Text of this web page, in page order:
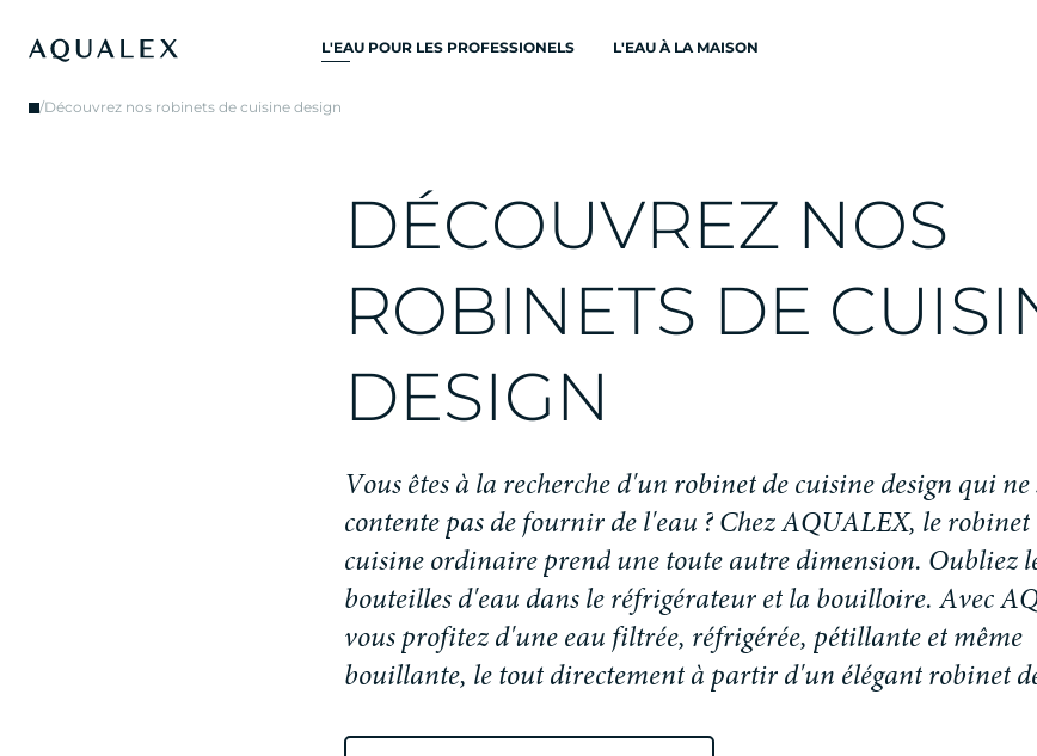
L'EAU POUR LES PROFESSIONELS
ROBINETS DE CUISINE
DISTRIBUTEURS D’EAU
FILTRE À EAU
L'EAU À LA MAISON
/Découvrez nos robinets de cuisine design
DÉCOUVREZ NOS
ROBINETS DE CUISI
DESIGN
Vous êtes à la recherche d'un robinet de cuisine design qui ne
contente pas de fournir de l'eau ? Chez AQUALEX, le robinet
cuisine ordinaire prend une toute autre dimension. Oubliez l
bouteilles d'eau dans le réfrigérateur et la bouilloire. Avec A
vous profitez d'une eau filtrée, réfrigérée, pétillante et même
bouillante, le tout directement à partir d'un élégant robinet d